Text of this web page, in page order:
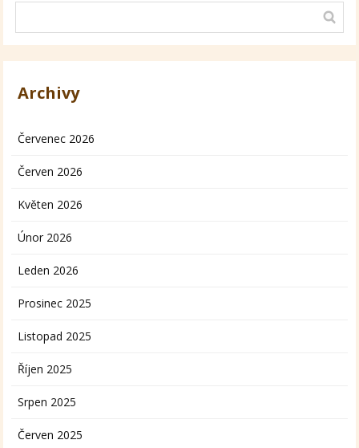
Archivy
Červenec 2026
Červen 2026
Květen 2026
Únor 2026
Leden 2026
Prosinec 2025
Listopad 2025
Říjen 2025
Srpen 2025
Červen 2025